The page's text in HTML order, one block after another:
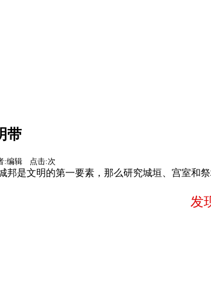
带
:编辑 点击:次
邦是文明的第一要素，那么研究城垣、宫室
发